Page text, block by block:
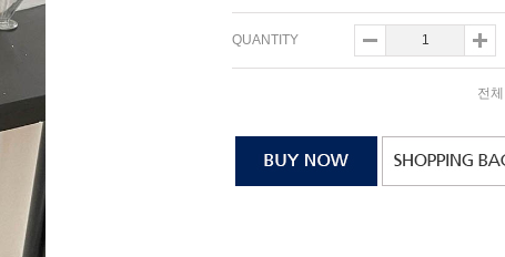
QUANTITY
전